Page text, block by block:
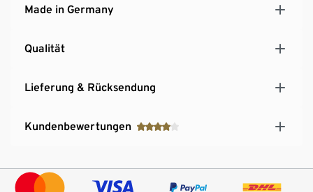
Made in Germany
Qualität
Lieferung & Rücksendung
Kundenbewertungen